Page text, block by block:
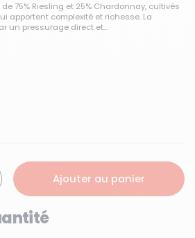
75% Riesling et 25% Chardonnay, cultivés
apportent complexité et richesse. La
un pressurage direct et...
Ajouter au panier